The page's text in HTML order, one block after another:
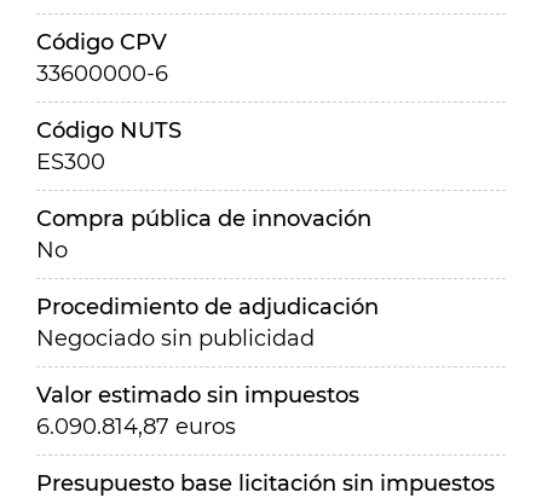
Código CPV
33600000-6
Código NUTS
ES300
Compra pública de innovación
No
Procedimiento de adjudicación
Negociado sin publicidad
Valor estimado sin impuestos
6.090.814,87 euros
Presupuesto base licitación sin impuestos